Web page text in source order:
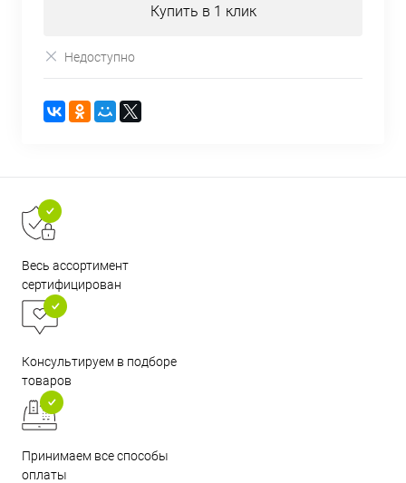
Купить в 1 клик
Недоступно
Весь ассортимент
сертифицирован
Консультируем в подборе
товаров
Принимаем все способы
оплаты